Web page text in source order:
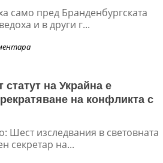
само пред Бранденбургската
и в други г...
на Украйна е
на конфликта с
Шест изследвания в световната
секретар на...